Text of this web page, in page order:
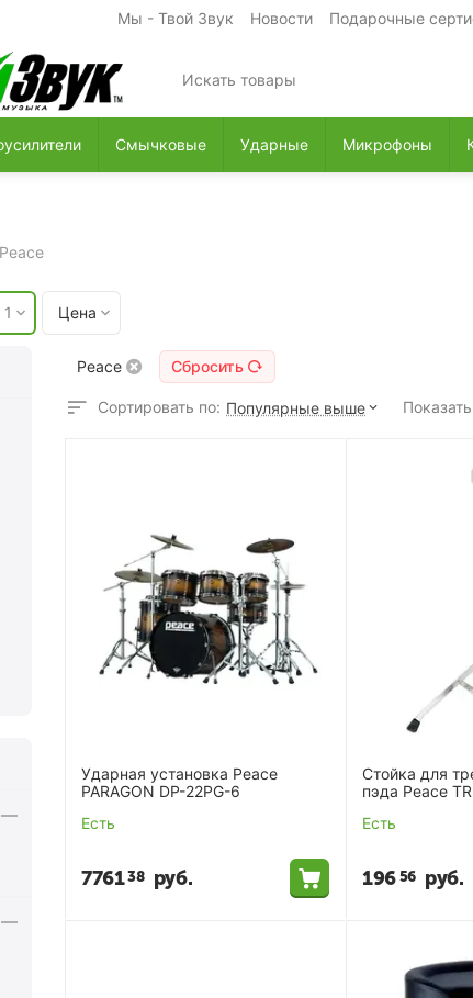
Мы - Твой Звук Новости Подарочные
Смычковые Ударные Микрофоны
1 Цена
Peace Сбросить
Сортировать по: Популярные выше
Ударная установка Peace
PARAGON DP-22PG-6
Есть
776138 руб.
Стойка для
пэда Peace
Есть
19656 руб.